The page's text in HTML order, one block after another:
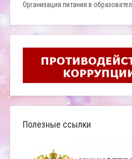
Организация питания в
Полезные ссылки